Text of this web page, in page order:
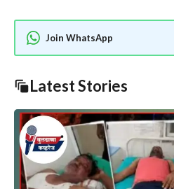
Join WhatsApp
Latest Stories